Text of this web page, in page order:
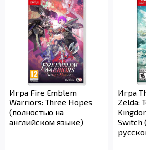
Игра Fire Emblem
Warriors: Three Hopes
(полностью на
английском языке)
Игра
Zelda:
Switch